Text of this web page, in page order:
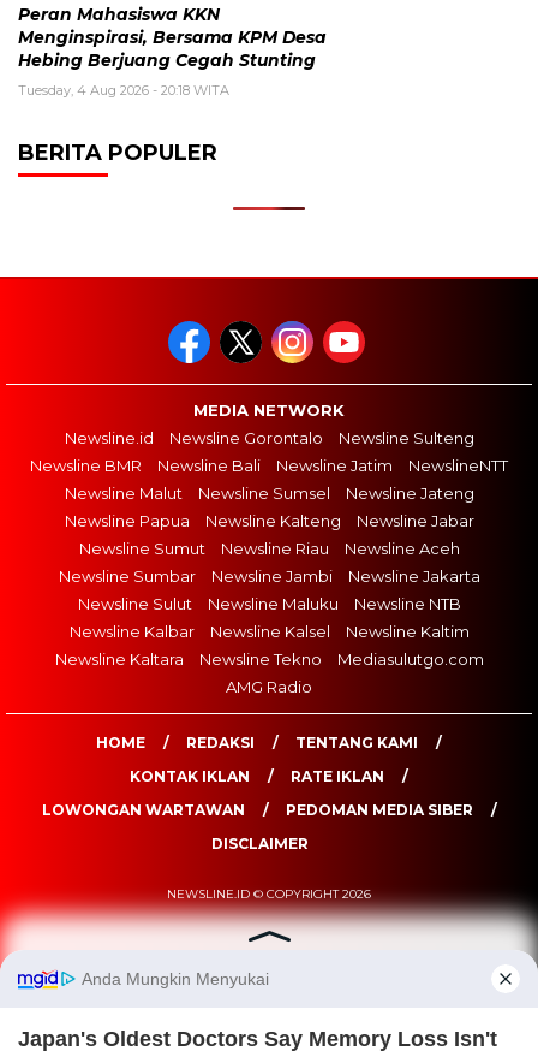
Peran Mahasiswa KKN
Menginspirasi, Bersama KPM Desa
Hebing Berjuang Cegah Stunting
Tuesday, 4 Aug 2026 - 20:18 WITA
BERITA POPULER
MEDIA NETWORK
Newsline.id
Newsline Gorontalo
Newsline Sulteng
Newsline BMR
Newsline Bali Newsline Jatim
NewslineNTT
Newsline Malut
Newsline Sumsel
Newsline Jateng
Newsline Papua
Newsline Kalteng
Newsline Jabar
Newsline Sumut
Newsline Riau
Newsline Aceh
Newsline Sumbar
Newsline Jambi
Newsline Jakarta
Newsline Sulut
Newsline Maluku
Newsline NTB
Newsline Kalbar
Newsline Kalsel
Newsline Kaltim
Newsline Kaltara
Newsline Tekno
Mediasulutgo.com
AMG Radio
HOME REDAKSI
TENTANG KAMI
KONTAK IKLAN
RATE IKLAN
LOWONGAN WARTAWAN
PEDOMAN MEDIA SIBER
DISCLAIMER
NEWSLINE.ID © COPYRIGHT 2026